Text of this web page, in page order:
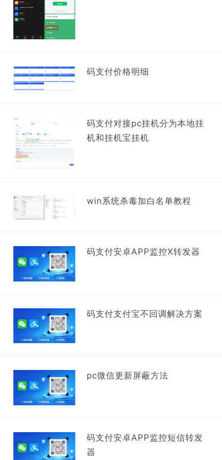
码支付价格明细
码支付对接pc挂机分为本地挂
机和挂机宝挂机
win系统杀毒加白名单教程
码支付安卓APP监控X转发器
码支付支付宝不回调解决方案
pc微信更新屏蔽方法
码支付安卓APP监控短信转发
器